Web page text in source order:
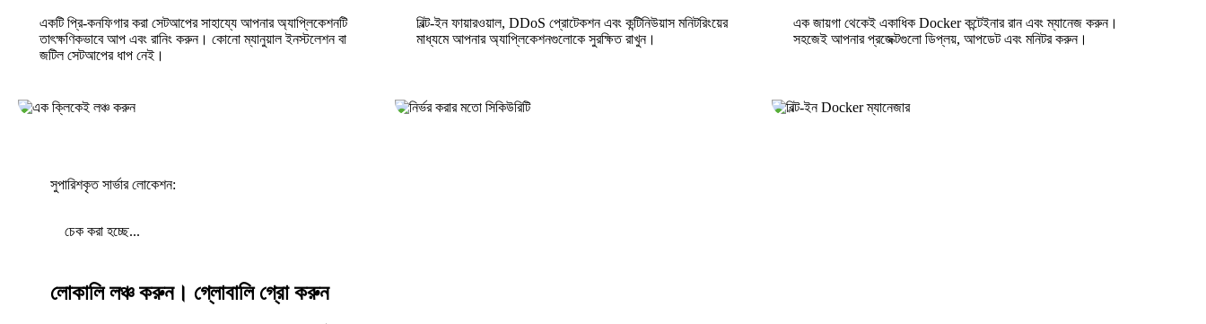
একটি প্রি-কনফিগার করা সেটআপের সাহায্যে আপনার অ্যাপ্লিকেশনটি
তাৎক্ষণিকভাবে আপ এবং রানিং করুন। কোনো ম্যানুয়াল ইনস্টলেশন বা
জটিল সেটআপের ধাপ নেই।
বিল্ট-ইন ফায়ারওয়াল, DDoS প্রোটেকশন এবং কন্টিনিউয়াস মনিটরিংয়ের
মাধ্যমে আপনার অ্যাপ্লিকেশনগুলোকে সুরক্ষিত রাখুন।
এক জায়গা থেকেই একাধিক Docker কন্টেইনার রান এবং ম্যানেজ করুন।
সহজেই আপনার প্রজেক্টগুলো ডিপ্লয়, আপডেট এবং মনিটর করুন।
সুপারিশকৃত সার্ভার লোকেশন:
চেক করা হচ্ছে...
লোকালি লঞ্চ করুন। গ্লোবালি গ্রো করুন